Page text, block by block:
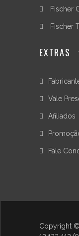
Fischer
Fischer
EXTRAS
Vale
Afiliados
Fale
Copyright